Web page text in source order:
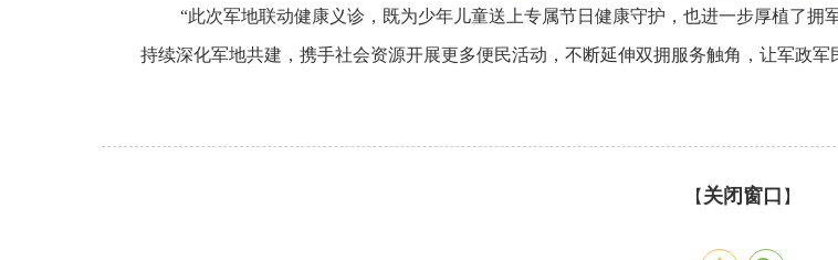
“此次军地联动健康义诊，既为少年儿童送上专属节日健康守护，也进一步厚植了拥
持续深化军地共建，携手社会资源开展更多便民活动，不断延伸双拥服务触角，让军政军
【 关闭窗口 】